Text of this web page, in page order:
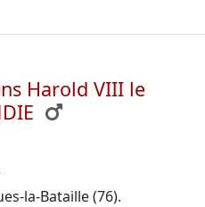
Harold VIII le
la-Bataille (76).